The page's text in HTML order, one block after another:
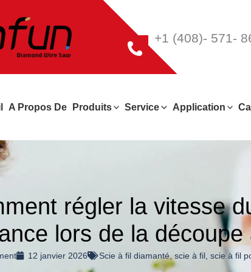
+1 (408)- 571-
A Propos De Produits Service Application
régler la vitesse
lors de la
12 janvier 2026 Scie à fil diamanté,scie à fil scie à fil